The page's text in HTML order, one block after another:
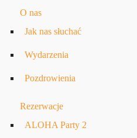
O nas
Jak nas słuchać
Wydarzenia
Pozdrowienia
Rezerwacje
ALOHA Party 2